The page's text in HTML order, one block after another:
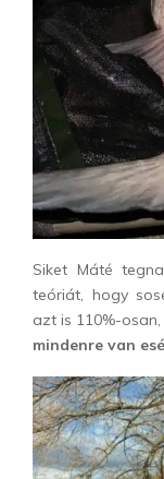
Siket Máté
teóriát, hogy
azt is 110%-
mindenre van